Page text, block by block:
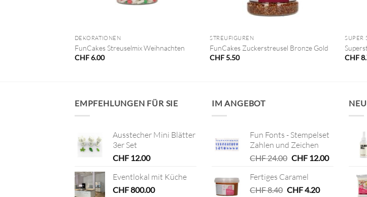
DEKORATIONEN
FunCakes Streuselmix Weihnachten
CHF6.00
STREUFIGUREN
FunCakes Zuckerstreusel Bronze Gold
CHF5.50
SUPER
CHF
EMPFEHLUNGEN FÜR SIE
Ausstecher Mini Blätter
3er Set
CHF12.00
Eventlokal mit Küche
CHF800.00
IM ANGEBOT
Fun Fonts - Stempelset
Zahlen und Zeichen
CHF24.00 Ursprünglicher
war:
CHF 24.00
CHF12.00Aktueller
CHF 12.00.
Fertiges Caramel
CHF8.40 Ursprünglicher
CHF4.20Aktueller